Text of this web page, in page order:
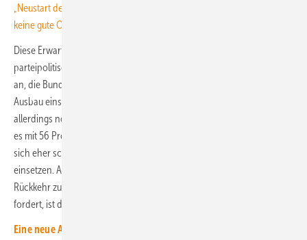
„Neustart der Energiewende“: Das Schreddern der Ausbauziele ist
keine gute Option
Diese Erwartung ist zudem (fast) unabhängig von der
parteipolitischen Präferenz. So gaben 61 Prozent der Unionswähler
an, die Bundesregierung solle sich deutlich oder eher stärker für den
Ausbau einsetzen. Bei SPD-Anhängern liegt der Anteil mit 86 Prozent
allerdings nochmals deutlich höher. Lediglich unter AfD-Wählern gab
es mit 56 Prozent eine Mehrheit für die Meinung, die Regierung solle
sich eher schwächer oder deutlich schwächer für den Ausbau
einsetzen. Angesichts des Wahlprogramms der AfD, das eine
Rückkehr zu Kohle, Gas und Kernenergie sowie ein Ende des EEG
fordert, ist dies eine überraschend knappe Mehrheit.
Eine neue Ausgabe unseres Print-Magazins ist gerade